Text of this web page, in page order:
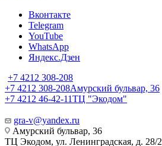
Вконтакте
Telegram
YouTube
WhatsApp
Яндекс.Дзен
+7 4212 308-208
+7 4212 308-208Амурский бульвар, 36
+7 4212 46-42-11ТЦ "Экодом"
gra-v@yandex.ru
Амурский бульвар, 36
ТЦ Экодом, ул. Ленинградская, д. 28/2